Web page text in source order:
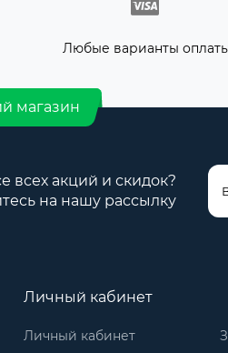
Любые варианты
магазин
всех акций и скидок?
на нашу рассылку
Личный кабинет
Личный кабинет